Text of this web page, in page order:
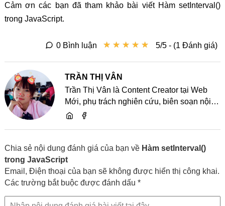
Cảm ơn các bạn đã tham khảo bài viết Hàm setInterval()
trong JavaScript.
★ ★ ★ ★ ★
★ ★ ★ ★ ★ 5/5 - (1 Đánh giá)
0 Bình luận
TRẦN THỊ VÂN
Trần Thị Vân là Content Creator tại Web
Mới, phụ trách nghiên cứu, biên soạn nội
dung và chia sẻ kiến thức về website, SEO,
Chia sẻ nội dung đánh giá của bạn về Hàm setInterval()
trong JavaScript
Email, Điện thoại của bạn sẽ không được hiển thị công khai.
Các trường bắt buộc được đánh dấu *